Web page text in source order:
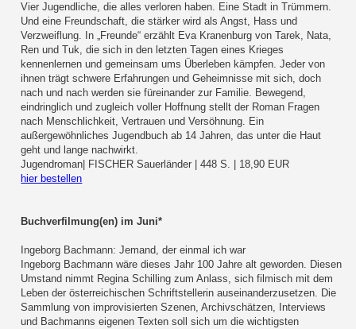
Vier Jugendliche, die alles verloren haben. Eine Stadt in Trümmern.
Und eine Freundschaft, die stärker wird als Angst, Hass und
Verzweiflung. In „Freunde“ erzählt Eva Kranenburg von Tarek, Nata,
Ren und Tuk, die sich in den letzten Tagen eines Krieges
kennenlernen und gemeinsam ums Überleben kämpfen. Jeder von
ihnen trägt schwere Erfahrungen und Geheimnisse mit sich, doch
nach und nach werden sie füreinander zur Familie. Bewegend,
eindringlich und zugleich voller Hoffnung stellt der Roman Fragen
nach Menschlichkeit, Vertrauen und Versöhnung. Ein
außergewöhnliches Jugendbuch ab 14 Jahren, das unter die Haut
geht und lange nachwirkt.
Jugendroman| FISCHER Sauerländer | 448 S. | 18,90 EUR
hier bestellen
Buchverfilmung(en) im Juni*
Ingeborg Bachmann: Jemand, der einmal ich war
Ingeborg Bachmann wäre dieses Jahr 100 Jahre alt geworden. Diesen
Umstand nimmt Regina Schilling zum Anlass, sich filmisch mit dem
Leben der österreichischen Schriftstellerin auseinanderzusetzen. Die
Sammlung von improvisierten Szenen, Archivschätzen, Interviews
und Bachmanns eigenen Texten soll sich um die wichtigsten